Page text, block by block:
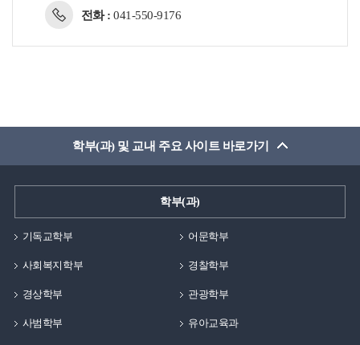
전화 :041-550-9176
학부(과) 및 교내 주요 사이트 바로가기
학부(과)
기독교학부 어문학부
사회복지학부 경찰학부
경상학부 관광학부
사범학부 유아교육과